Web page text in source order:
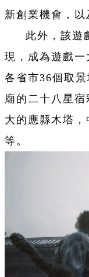
新創業機會，
此外，該遊
現，成為遊 戲一
各省市36個取
廟的二十八星
大的應縣木塔
等。